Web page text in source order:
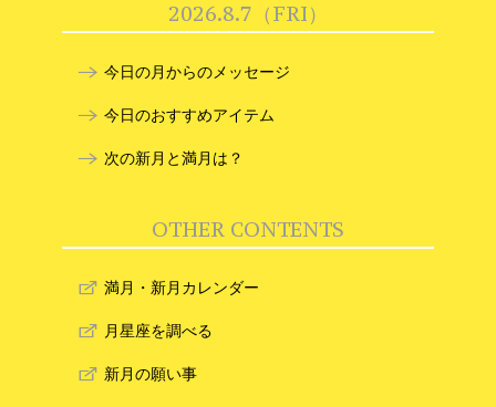
2026.8.7（FRI）
今日の月からのメッセージ
今日のおすすめアイテム
次の新月と満月は？
OTHER CONTENTS
満月・新月カレンダー
月星座を調べる
新月の願い事